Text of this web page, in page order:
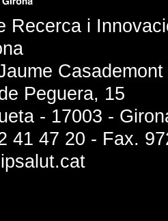
Recerca i
Casademont
Peguera, 15
- 17003 -
41 47 20 - Fax.